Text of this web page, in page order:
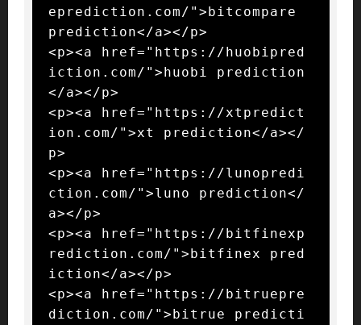
eprediction.com/">bitcompare
prediction</a></p>
<p><a href="https://huobipred
iction.com/">huobi prediction
</a></p>
<p><a href="https://xtpredict
ion.com/">xt prediction</a></
p>
<p><a href="https://lunopredi
ction.com/">luno prediction</
a></p>
<p><a href="https://bitfinexp
rediction.com/">bitfinex pred
iction</a></p>
<p><a href="https://bitruepre
diction.com/">bitrue predicti